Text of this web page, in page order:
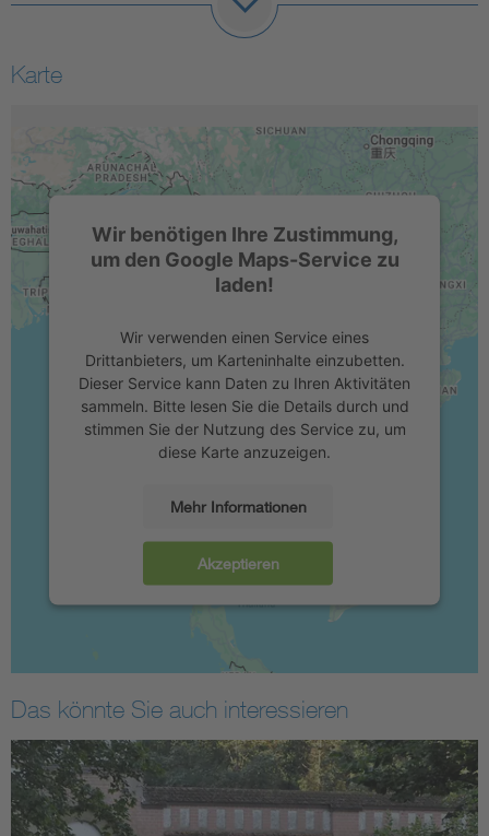
Karte
Wir benötigen Ihre Zustimmung,
um den Google Maps-Service zu
laden!
Wir verwenden einen Service eines
Drittanbieters, um Karteninhalte einzubetten.
Dieser Service kann Daten zu Ihren Aktivitäten
sammeln. Bitte lesen Sie die Details durch und
stimmen Sie der Nutzung des Service zu, um
diese Karte anzuzeigen.
Mehr Informationen
Akzeptieren
Das könnte Sie auch interessieren